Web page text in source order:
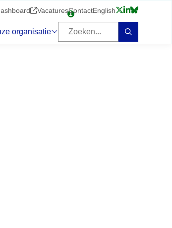
organisatie
Zoeken
Zoeken
Beschikbare vacatures:
1
VacaturesContactEnglishVolg ons